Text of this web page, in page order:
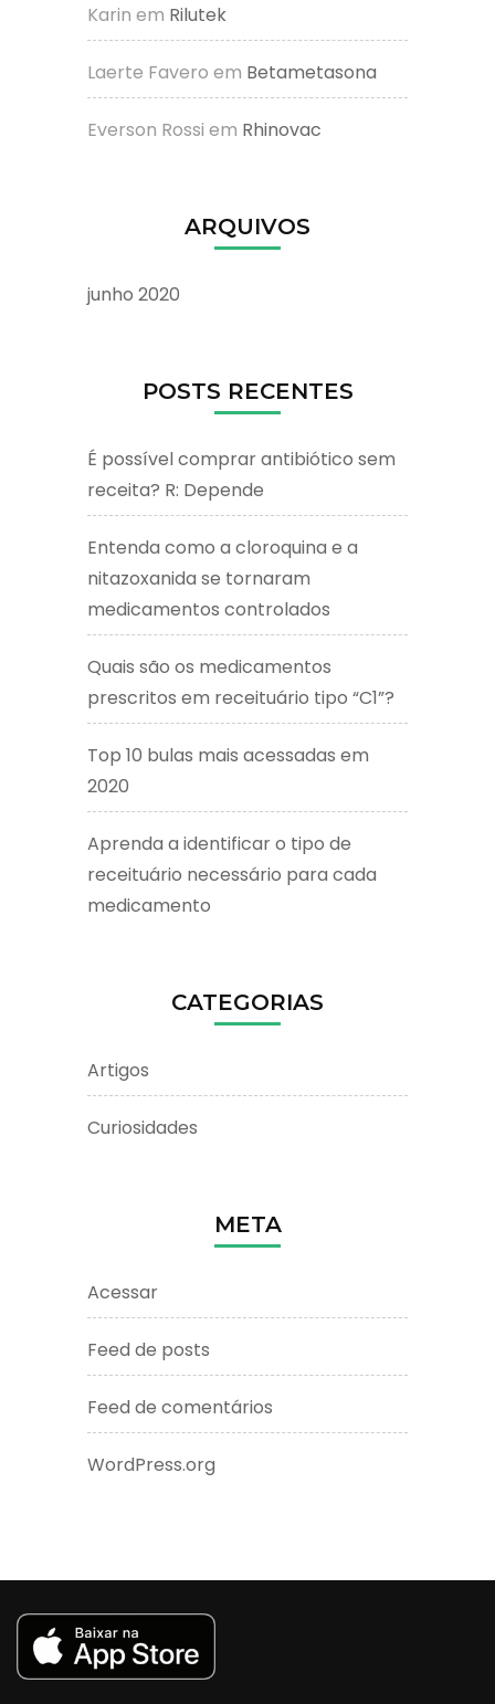
Karin em Rilutek
Laerte Favero em Betametasona
Everson Rossi em Rhinovac
ARQUIVOS
junho 2020
POSTS RECENTES
É possível comprar antibiótico sem
receita? R: Depende
Entenda como a cloroquina e a
nitazoxanida se tornaram
medicamentos controlados
Quais são os medicamentos
prescritos em receituário tipo “C1”?
Top 10 bulas mais acessadas em
2020
Aprenda a identificar o tipo de
receituário necessário para cada
medicamento
CATEGORIAS
Artigos
Curiosidades
META
Acessar
Feed de posts
Feed de comentários
WordPress.org